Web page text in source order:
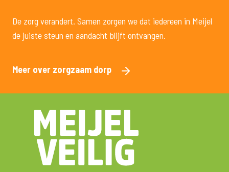
De zorg verandert. Samen zorgen we dat iedereen in Meijel
de juiste steun en aandacht blijft ontvangen.
Meer over zorgzaam dorp